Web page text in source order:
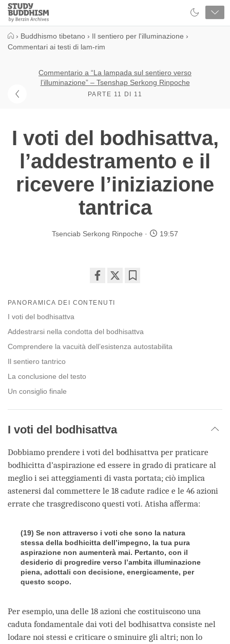
Close
Study
Buddhism
› Buddhismo tibetano › Il sentiero per l'illuminazione ›
Commentari ai testi di lam-rim
Commentario a “La lampada sul sentiero verso
l’illuminazione” – Tsenshap Serkong Rinpoche
PARTE 11 DI 11
I voti del bodhisattva,
l’addestramento e il
ricevere l’iniziazione
tantrica
Tsenciab Serkong Rinpoche 19:57
on
PANORAMICA DEI CONTENUTI
I voti del bodhisattva
Addestrarsi nella condotta del bodhisattva
Comprendere la vacuità dell’esistenza autostabilita
Il sentiero tantrico
La conclusione del testo
Un consiglio finale
I voti del bodhisattva
Dobbiamo prendere i voti del bodhisattva per praticare
bodhicitta d’aspirazione ed essere in grado di praticare al
meglio i sei atteggiamenti di vasta portata; ciò implica
astenersi dal commettere le 18 cadute radice e le 46 azioni
errate che trasgrediscono questi voti. Atisha afferma:
(19) Se non attraverso i voti che sono la natura
stessa della bodhicitta dell’impegno, la tua pura
aspirazione non aumenterà mai. Pertanto, con il
desiderio di progredire verso l’ambita illuminazione
piena, adottali con decisione, energicamente, per
questo scopo.
Per esempio, una delle 18 azioni che costituiscono una
caduta fondamentale dai voti del bodhisattva consiste nel
lodare noi stessi e criticare o sminuire gli altri; non lo